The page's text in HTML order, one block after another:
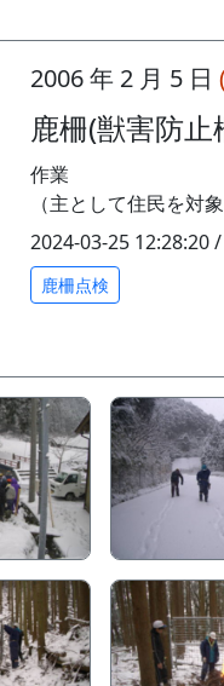
2006 年 2 月 5 日
鹿柵(獣害防止
作業
（主として住民を対
2024-03-25 12:28:20
鹿柵点検